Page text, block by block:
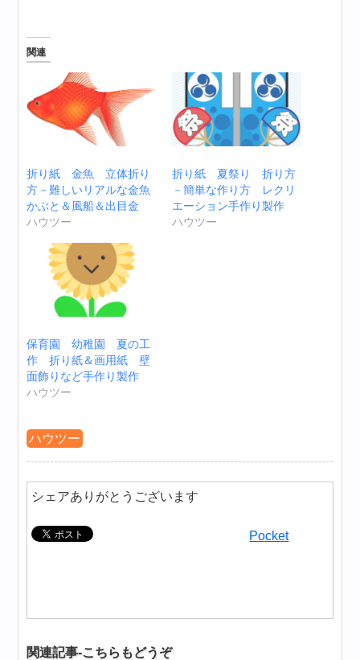
関連
折り紙 金魚 立体折り
方－難しいリアルな金魚
かぶと＆風船＆出目金
ハウツー
折り紙 夏祭り 折り方
－簡単な作り方 レクリ
エーション手作り製作
ハウツー
保育園 幼稚園 夏の工
作 折り紙＆画用紙 壁
面飾りなど手作り製作
ハウツー
ハウツー
シェアありがとうございます
Pocket
関連記事-こちらもどうぞ